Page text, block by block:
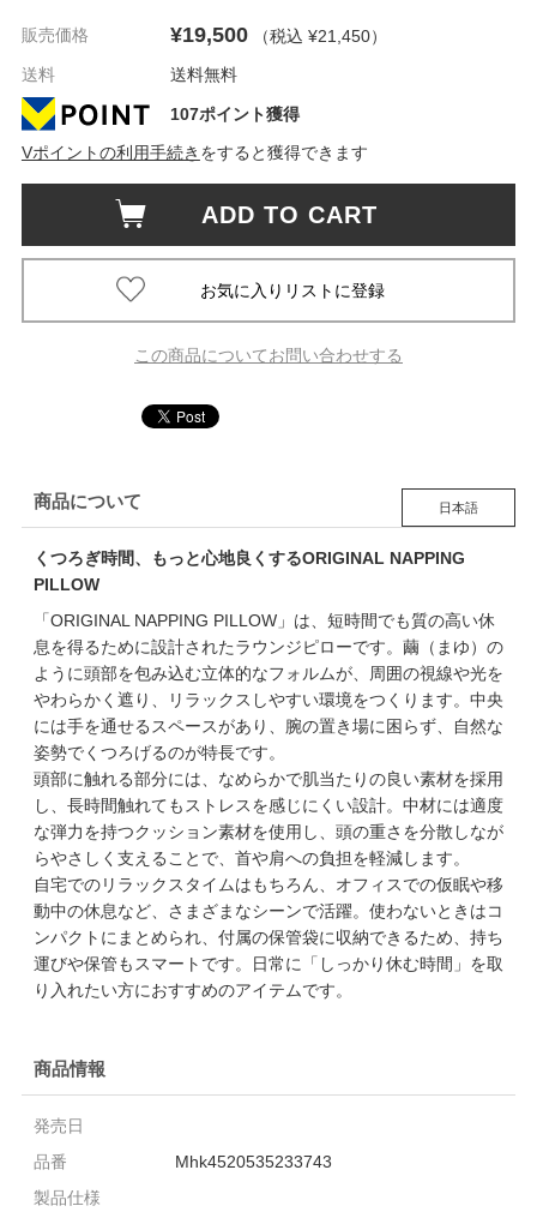
販売価格 ¥19,500 （税込 ¥21,450）
送料
送料無料
107ポイント獲得
Vポイントの利用手続き をすると獲得できます
ADD TO CART
この商品についてお問い合わせする
商品について 日本語
くつろぎ時間、もっと心地良くするORIGINAL NAPPING
PILLOW
「ORIGINAL NAPPING PILLOW」は、短時間でも質の高い休
息を得るために設計されたラウンジピローです。繭（まゆ）の
ように頭部を包み込む立体的なフォルムが、周囲の視線や光を
やわらかく遮り、リラックスしやすい環境をつくります。中央
には手を通せるスペースがあり、腕の置き場に困らず、自然な
姿勢でくつろげるのが特長です。
頭部に触れる部分には、なめらかで肌当たりの良い素材を採用
し、長時間触れてもストレスを感じにくい設計。中材には適度
な弾力を持つクッション素材を使用し、頭の重さを分散しなが
らやさしく支えることで、首や肩への負担を軽減します。
自宅でのリラックスタイムはもちろん、オフィスでの仮眠や移
動中の休息など、さまざまなシーンで活躍。使わないときはコ
ンパクトにまとめられ、付属の保管袋に収納できるため、持ち
運びや保管もスマートです。日常に「しっかり休む時間」を取
り入れたい方におすすめのアイテムです。
商品情報
発売日
品番
Mhk4520535233743
製品仕様